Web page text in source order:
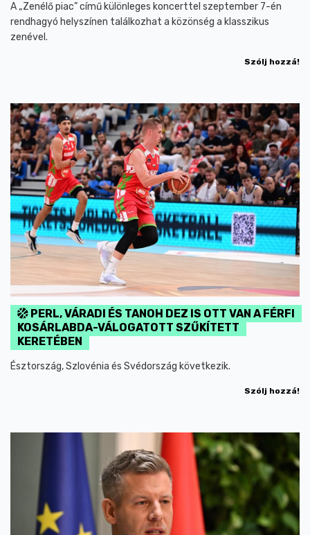
A „Zenélő piac” című különleges koncerttel szeptember 7-én
rendhagyó helyszínen találkozhat a közönség a klasszikus
zenével.
Szólj hozzá!
PERL, VÁRADI ÉS TANOH DEZ IS OTT VAN A FÉRFI
KOSÁRLABDA-VÁLOGATOTT SZŰKÍTETT
KERETÉBEN
Észtország, Szlovénia és Svédország következik.
Szólj hozzá!